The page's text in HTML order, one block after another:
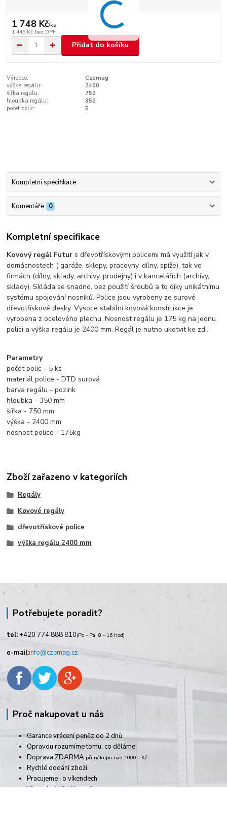
1 748 Kč/ks
1 445 Kč bez DPH
Přidat do košíku
Výrobce:
Czemag
výška regálu:
2400
šířka regálu:
750
hloubka regálu:
350
počet polic:
5
Kompletní specifikace
Komentáře 0
Kompletní specifikace
Kovový regál Futur s dřevotřískovými policemi má využití jak v
domácnostech ( garáže, sklepy, pracovny, dílny, spíže), tak ve
firmách (dílny, sklady, archivy, prodejny) i v kancelářích (archivy,
sklady). Skláda se snadno, bez použití šroubů a to díky unikátnímu
systému spojování nosníků. Police jsou vyrobeny ze surové
dřevotřískové desky. Vysoce stabilní kovová konstrukce je
vyrobena z ocelového plechu.Nosnost regálu je 175 kg na jednu
polici a výška regálu je 2400 mm. Regál je nutno ukotvit ke zdi.
Parametry
počet polic - 5 ks
materiál police - DTD surová
barva regálu - pozink
hloubka - 350 mm
šířka - 750 mm
výška - 2400 mm
nosnost police - 175kg
Zboží zařazeno v kategoriích
Regály
Kovové regály
dřevotřískové police
výška regálu 2400 mm
Potřebujete poradit?
tel: +420 774 888 810(Po - Pá: 8 - 16 hod)
e-mail:info@czemag.cz
Proč nakupovat u nás
Garance vrácení peněz do 2 dnů
Opravdu rozumíme tomu, co děláme
Doprava ZDARMA při nákupu nad 1000,- Kč
Rychlé dodání zboží
Pracujeme i o víkendech
Vlastní výrobní kapacity